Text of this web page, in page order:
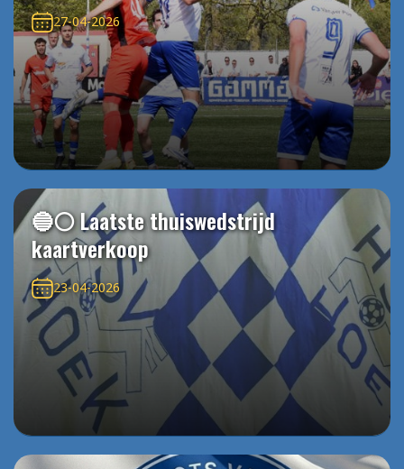
27-04-2026
🔵⚪️ Laatste thuiswedstrijd
kaartverkoop
23-04-2026